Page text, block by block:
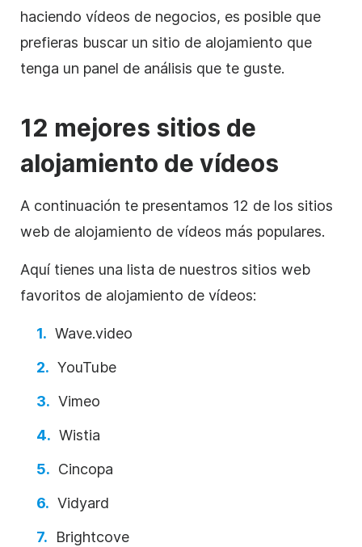
haciendo vídeos de negocios, es posible que
prefieras buscar un sitio de alojamiento que
tenga un panel de análisis que te guste.
12 mejores sitios de
alojamiento de vídeos
A continuación te presentamos 12 de los sitios
web de alojamiento de vídeos más populares.
Aquí tienes una lista de nuestros sitios web
favoritos de alojamiento de vídeos:
Wave.video
YouTube
Vimeo
Wistia
Cincopa
Vidyard
Brightcove